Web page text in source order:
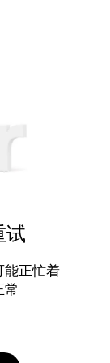
试
能正忙着
常